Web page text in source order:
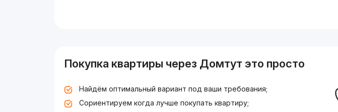
Покупка квартиры через Домтут это просто
Найдём оптимальный вариант под ваши требования;
Сориентируем когда лучше покупать квартиру;